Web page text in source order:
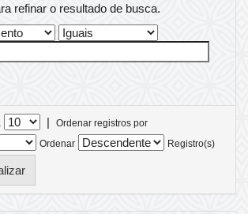
refinar o resultado de busca.
|
Ordenar registros por
Ordenar
Registro(s)